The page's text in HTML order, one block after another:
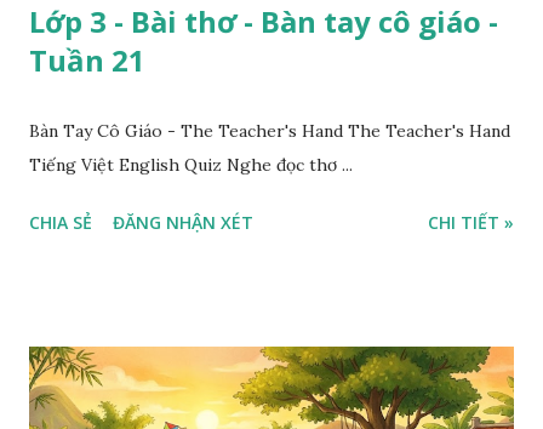
Lớp 3 - Bài thơ - Bàn tay cô giáo -
Tuần 21
Bàn Tay Cô Giáo - The Teacher's Hand The Teacher's Hand
Tiếng Việt English Quiz Nghe đọc thơ ...
CHIA SẺ ĐĂNG NHẬN XÉT CHI TIẾT »